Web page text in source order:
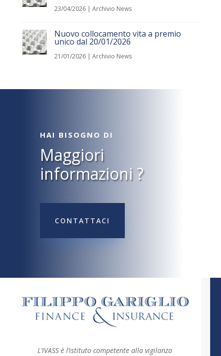
23/04/2026| Archivio News
Nuovo collocamento vita a premio
unico dal 20/01/2026
21/01/2026| Archivio News
HAI BISOGNO DI
Maggiori
informazioni ?
CONTATTACI
L’IVASS è l’istituto competente alla vigilanza